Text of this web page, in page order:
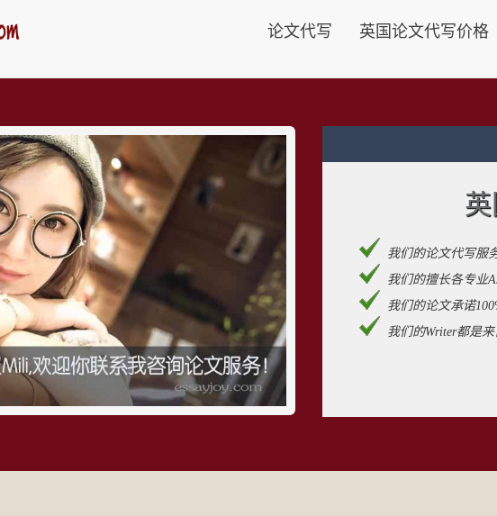
论文代写 英国论文代写价格
我们的论文代写服
我们的擅长各专业
我们的论文承诺
我们的Writer都是